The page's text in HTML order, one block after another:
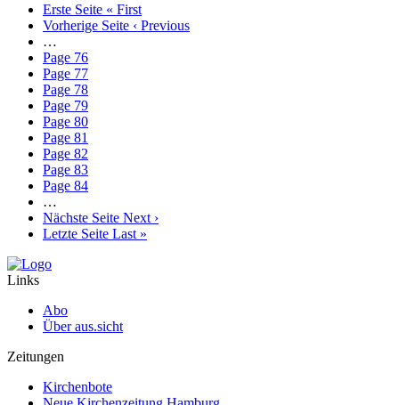
Erste Seite « First
Vorherige Seite ‹ Previous
…
Page 76
Page 77
Page 78
Page 79
Page 80
Page 81
Page 82
Page 83
Page 84
…
Nächste Seite Next ›
Letzte Seite Last »
Links
Abo
Über aus.sicht
Zeitungen
Kirchenbote